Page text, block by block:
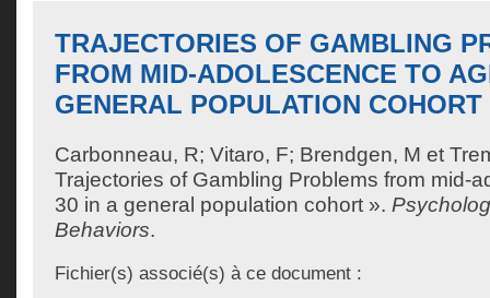
TRAJECTORIES OF GAMBLING
FROM MID-ADOLESCENCE TO
GENERAL POPULATION COHORT
Carbonneau, R; Vitaro, F; Brendgen, M et
Trajectories of Gambling Problems from mid-
30 in a general population cohort ».
Behaviors.
Fichier(s) associé(s) à ce document :